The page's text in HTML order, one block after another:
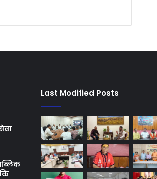
Last Modified Posts